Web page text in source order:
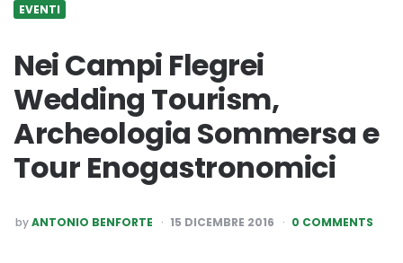
EVENTI
Nei Campi Flegrei
Wedding Tourism,
Archeologia Sommersa e
Tour Enogastronomici
POSTED
BY
byANTONIO BENFORTE 15 DICEMBRE 2016 0 COMMENTS